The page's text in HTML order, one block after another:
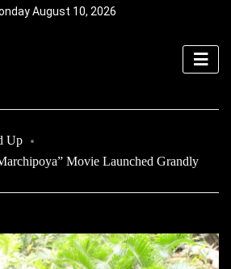
August 10, 2026
Up
Movie Launched Grandly